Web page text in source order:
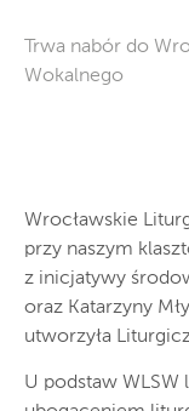
Trwa nabór do
Wokalnego
Wrocławskie
przy naszym
z inicjatywy
oraz Katarzyny
utworzyła
U podstaw WLSW